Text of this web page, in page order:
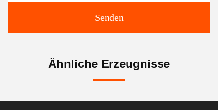
Senden
Ähnliche Erzeugnisse